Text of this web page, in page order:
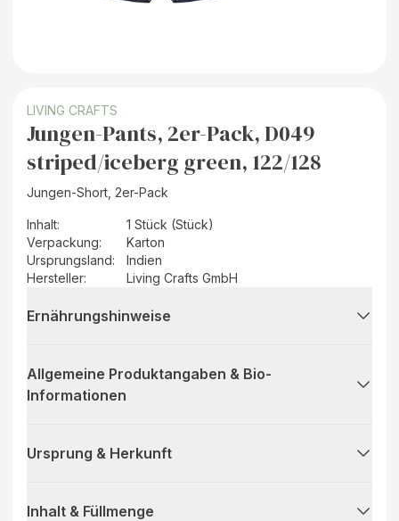
LIVING CRAFTS
Jungen-Pants, 2er-Pack, D049
striped/iceberg green, 122/128
Jungen-Short, 2er-Pack
Inhalt:
1 Stück (Stück)
Verpackung:
Karton
Ursprungsland:
Indien
Hersteller: Living Crafts GmbH
Ernährungshinweise
Allgemeine Produktangaben & Bio-
Informationen
Ursprung & Herkunft
Inhalt & Füllmenge